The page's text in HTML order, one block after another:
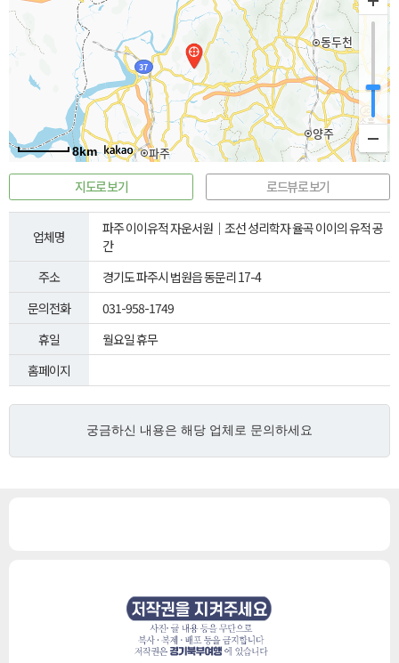
8km
지도로 보기 로드뷰로 보기
업체명
파주 이이유적 자운서원｜조선 성리학자 율곡 이이의 유적 공
간
주소
경기도 파주시 법원읍 동문리 17-4
문의전화
031-958-1749
휴일
월요일 휴무
홈페이지
궁금하신 내용은 해당 업체로 문의하세요